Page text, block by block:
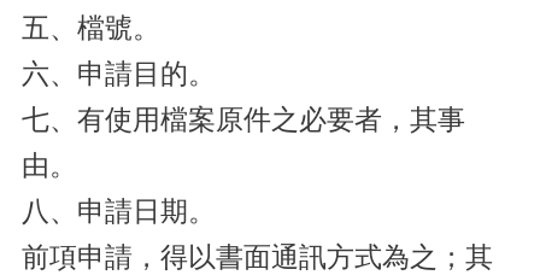
五、檔號。
六、申請目的。
七、有使用檔案原件之必要者，其事
由。
八、申請日期。
前項申請，得以書面通訊方式為之；其